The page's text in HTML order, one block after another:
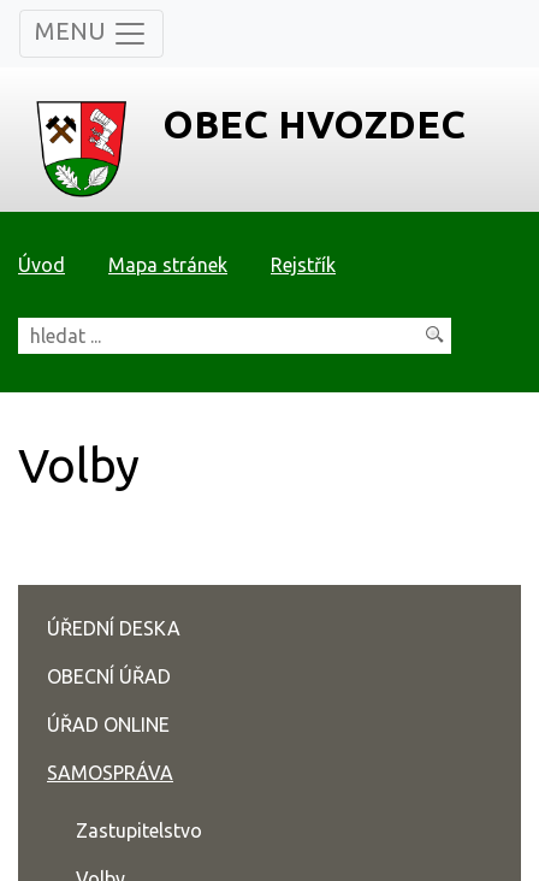
MENU
OBEC HVOZDEC
Úvod Mapa stránek Rejstřík
Volby
ÚŘEDNÍ DESKA
OBECNÍ ÚŘAD
ÚŘAD ONLINE
SAMOSPRÁVA
Zastupitelstvo